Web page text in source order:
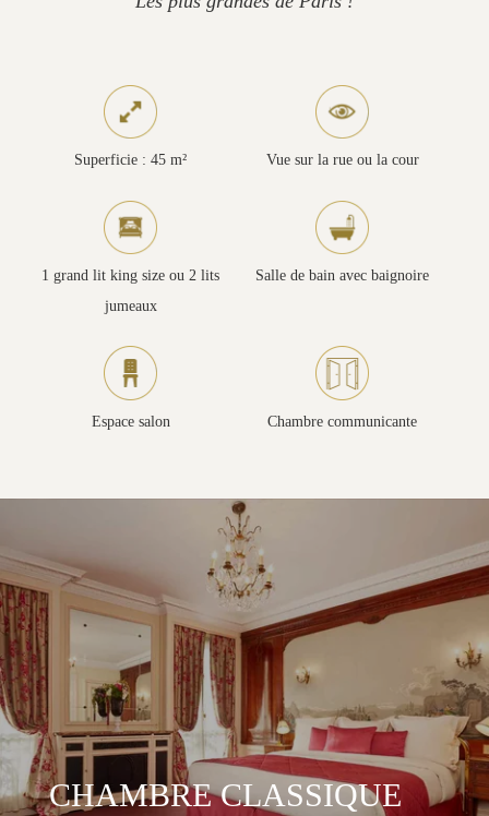
Superficie : 45 m² Vue sur la rue ou la cour
1 grand lit king size ou 2 lits
jumeaux
Salle de bain avec baignoire
Espace salon Chambre communicante
CHAMBRE CLASSIQUE